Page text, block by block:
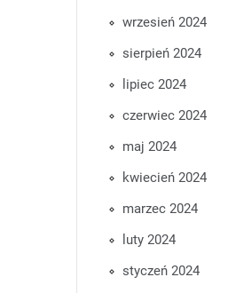
wrzesień 2024
sierpień 2024
lipiec 2024
czerwiec 2024
maj 2024
kwiecień 2024
marzec 2024
luty 2024
styczeń 2024